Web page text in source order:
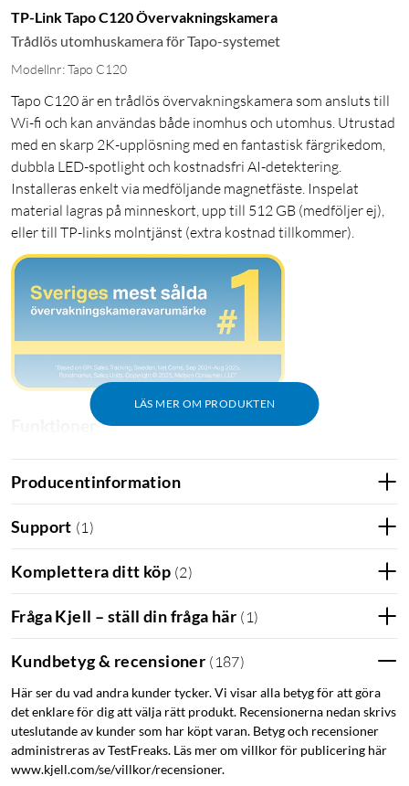
TP-Link Tapo C120 Övervakningskamera
Trådlös utomhuskamera för Tapo-systemet
Modellnr: Tapo C120
Tapo C120 är en trådlös övervakningskamera som ansluts till
Wi-fi och kan användas både inomhus och utomhus. Utrustad
med en skarp 2K-upplösning med en fantastisk färgrikedom,
dubbla LED-spotlight och kostnadsfri AI-detektering.
Installeras enkelt via medföljande magnetfäste. Inspelat
material lagras på minneskort, upp till 512 GB (medföljer ej),
eller till TP-links molntjänst (extra kostnad tillkommer).
LÄS MER OM PRODUKTEN
Funktioner
Skarp 2K-upplösning med en fantastisk färgrikedom
Starlight-sensor och dubbla spotlights för
mörkerseende i färg
Inbyggd IR-sensor för mörkerseende som inte kan
detekteras
Inbyggd mikrofon och högtalare för
tvåvägskommunikation
Kan detektera ljud och bebisgråt - perfekt som
Kostnadsfri AI-detektering som känner igen personer,
IP66-klassad för säker användning både ute och inne
Stöd för upp till 512 GB Micro-SD-kort (medföljer ej)
Kan lagra inspelat material på TP-link molntjänst (extra
kostnad tillkommer)
Producentinformation
Support (1 )
Komplettera ditt köp (2)
Fråga Kjell – ställ din fråga här ( 1 )
Kundbetyg & recensioner ( 187)
Här ser du vad andra kunder tycker. Vi visar alla betyg för att göra
det enklare för dig att välja rätt produkt. Recensionerna nedan skrivs
uteslutande av kunder som har köpt varan. Betyg och recensioner
administreras av TestFreaks. Läs mer om villkor för publicering här
www.kjell.com/se/villkor/recensioner.